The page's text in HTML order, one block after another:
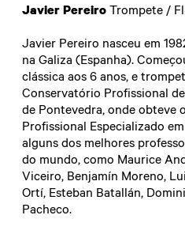
Javier Pereiro Trompete /
Javier Pereiro nasceu em
na Galiza (Espanha).
clássica aos 6 anos, e
Conservatório Profissional
de Pontevedra, onde obteve
Profissional Especializado
alguns dos melhores
do mundo, como Maurice
Viceiro, Benjamín Moreno,
Ortí, Esteban Batallán,
Pacheco.